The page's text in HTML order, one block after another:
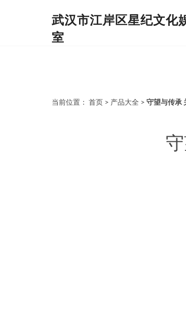
武汉市江岸区星纪文化
室
当前位置： 首页 > 产品大全 > 守望与传承